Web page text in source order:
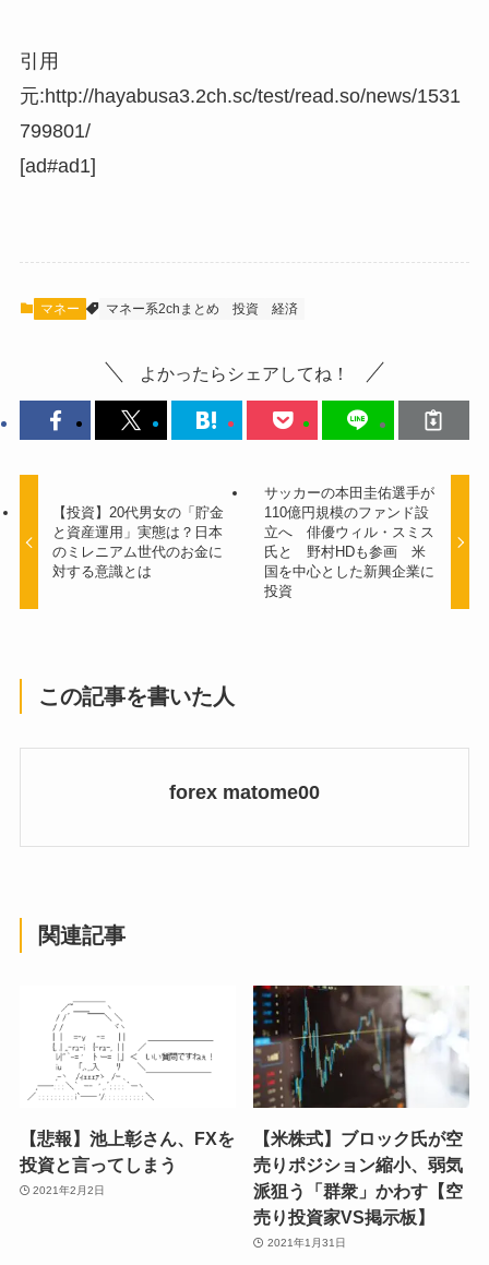
引用
元:http://hayabusa3.2ch.sc/test/read.so/news/1531
799801/
[ad#ad1]
マネー マネー系2chまとめ 投資 経済
よかったらシェアしてね！
【投資】20代男女の「貯金
と資産運用」実態は？日本
のミレニアム世代のお金に
対する意識とは
サッカーの本田圭佑選手が
110億円規模のファンド設
立へ 俳優ウィル・スミス
氏と 野村HDも参画 米
国を中心とした新興企業に
投資
この記事を書いた人
forex matome00
関連記事
【悲報】池上彰さん、FXを
投資と言ってしまう
2021年2月2日
【米株式】ブロック氏が空
売りポジション縮小、弱気
派狙う「群衆」かわす【空
売り投資家VS掲示板】
2021年1月31日